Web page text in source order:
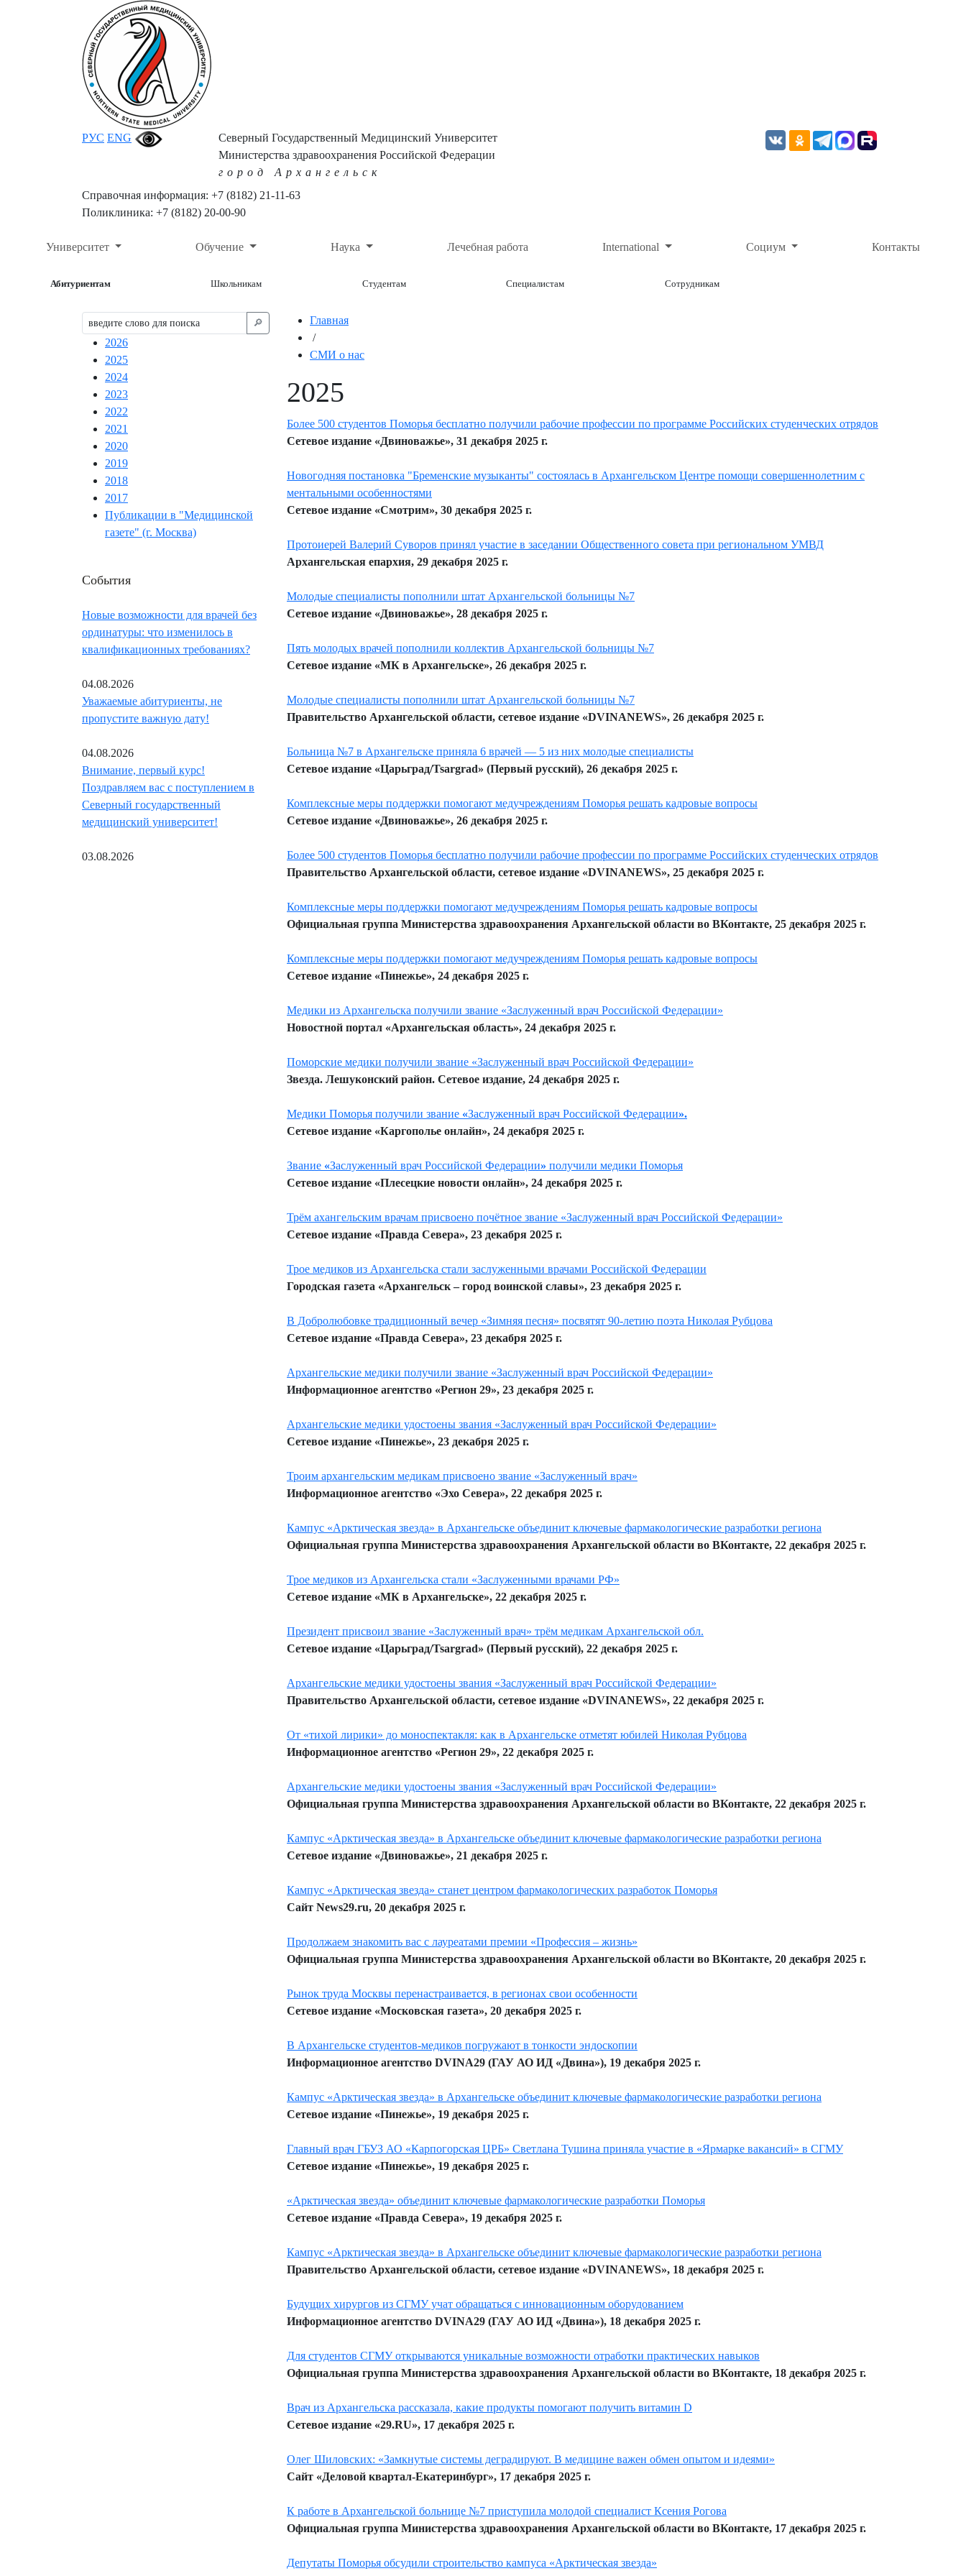
РУС ENG
Северный Государственный Медицинский Университет
Министерства здравоохранения Российской Федерации
город Архангельск
Справочная информация: +7 (8182) 21-11-63
Поликлиника: +7 (8182) 20-00-90
Университет Обучение Наука Лечебная работа International Социум Контакты
Абитуриентам Школьникам Студентам Специалистам Сотрудникам
🔎︎
2026
2025
2024
2023
2022
2021
2020
2019
2018
2017
Публикации в "Медицинской
газете" (г. Москва)
События
Новые возможности для врачей без
ординатуры: что изменилось в
квалификационных требованиях?
04.08.2026
Уважаемые абитуриенты, не
пропустите важную дату!
04.08.2026
Внимание, первый курс!
Поздравляем вас с поступлением в
Северный государственный
медицинский университет!
03.08.2026
Главная
/
СМИ о нас
2025
Более 500 студентов Поморья бесплатно получили рабочие профессии по программе Российских студенческих отрядов
Сетевое издание «Двиноважье», 31 декабря 2025 г.
Новогодняя постановка "Бременские музыканты" состоялась в Архангельском Центре помощи совершеннолетним с
ментальными особенностями
Сетевое издание «Смотрим», 30 декабря 2025 г.
Протоиерей Валерий Суворов принял участие в заседании Общественного совета при региональном УМВД
Архангельская епархия, 29 декабря 2025 г.
Молодые специалисты пополнили штат Архангельской больницы №7
Сетевое издание «Двиноважье», 28 декабря 2025 г.
Пять молодых врачей пополнили коллектив Архангельской больницы №7
Сетевое издание «МК в Архангельске», 26 декабря 2025 г.
Молодые специалисты пополнили штат Архангельской больницы №7
Правительство Архангельской области, сетевое издание «DVINANEWS», 26 декабря 2025 г.
Больница №7 в Архангельске приняла 6 врачей — 5 из них молодые специалисты
Сетевое издание «Царьград/Tsargrad» (Первый русский), 26 декабря 2025 г.
Комплексные меры поддержки помогают медучреждениям Поморья решать кадровые вопросы
Сетевое издание «Двиноважье», 26 декабря 2025 г.
Более 500 студентов Поморья бесплатно получили рабочие профессии по программе Российских студенческих отрядов
Правительство Архангельской области, сетевое издание «DVINANEWS», 25 декабря 2025 г.
Комплексные меры поддержки помогают медучреждениям Поморья решать кадровые вопросы
Официальная группа Министерства здравоохранения Архангельской области во ВКонтакте, 25 декабря 2025 г.
Комплексные меры поддержки помогают медучреждениям Поморья решать кадровые вопросы
Сетевое издание «Пинежье», 24 декабря 2025 г.
Медики из Архангельска получили звание «Заслуженный врач Российской Федерации»
Новостной портал «Архангельская область», 24 декабря 2025 г.
Поморские медики получили звание «Заслуженный врач Российской Федерации»
Звезда. Лешуконский район. Сетевое издание, 24 декабря 2025 г.
Медики Поморья получили звание «Заслуженный врач Российской Федерации».
Сетевое издание «Каргополье онлайн», 24 декабря 2025 г.
Звание «Заслуженный врач Российской Федерации» получили медики Поморья
Сетевое издание «Плесецкие новости онлайн», 24 декабря 2025 г.
Трём ахангельским врачам присвоено почётное звание «Заслуженный врач Российской Федерации»
Сетевое издание «Правда Севера», 23 декабря 2025 г.
Трое медиков из Архангельска стали заслуженными врачами Российской Федерации
Городская газета «Архангельск – город воинской славы», 23 декабря 2025 г.
В Добролюбовке традиционный вечер «Зимняя песня» посвятят 90-летию поэта Николая Рубцова
Сетевое издание «Правда Севера», 23 декабря 2025 г.
Архангельские медики получили звание «Заслуженный врач Российской Федерации»
Информационное агентство «Регион 29», 23 декабря 2025 г.
Архангельские медики удостоены звания «Заслуженный врач Российской Федерации»
Сетевое издание «Пинежье», 23 декабря 2025 г.
Троим архангельским медикам присвоено звание «Заслуженный врач»
Информационное агентство «Эхо Севера», 22 декабря 2025 г.
Кампус «Арктическая звезда» в Архангельске объединит ключевые фармакологические разработки региона
Официальная группа Министерства здравоохранения Архангельской области во ВКонтакте, 22 декабря 2025 г.
Трое медиков из Архангельска стали «Заслуженными врачами РФ»
Сетевое издание «МК в Архангельске», 22 декабря 2025 г.
Президент присвоил звание «Заслуженный врач» трём медикам Архангельской обл.
Сетевое издание «Царьград/Tsargrad» (Первый русский), 22 декабря 2025 г.
Архангельские медики удостоены звания «Заслуженный врач Российской Федерации»
Правительство Архангельской области, сетевое издание «DVINANEWS», 22 декабря 2025 г.
От «тихой лирики» до моноспектакля: как в Архангельске отметят юбилей Николая Рубцова
Информационное агентство «Регион 29», 22 декабря 2025 г.
Архангельские медики удостоены звания «Заслуженный врач Российской Федерации»
Официальная группа Министерства здравоохранения Архангельской области во ВКонтакте, 22 декабря 2025 г.
Кампус «Арктическая звезда» в Архангельске объединит ключевые фармакологические разработки региона
Сетевое издание «Двиноважье», 21 декабря 2025 г.
Кампус «Арктическая звезда» станет центром фармакологических разработок Поморья
Сайт News29.ru, 20 декабря 2025 г.
Продолжаем знакомить вас с лауреатами премии «Профессия – жизнь»
Официальная группа Министерства здравоохранения Архангельской области во ВКонтакте, 20 декабря 2025 г.
Рынок труда Москвы перенастраивается, в регионах свои особенности
Сетевое издание «Московская газета», 20 декабря 2025 г.
В Архангельске студентов-медиков погружают в тонкости эндоскопии
Информационное агентство DVINA29 (ГАУ АО ИД «Двина»), 19 декабря 2025 г.
Кампус «Арктическая звезда» в Архангельске объединит ключевые фармакологические разработки региона
Сетевое издание «Пинежье», 19 декабря 2025 г.
Главный врач ГБУЗ АО «Карпогорская ЦРБ» Светлана Тушина приняла участие в «Ярмарке вакансий» в СГМУ
Сетевое издание «Пинежье», 19 декабря 2025 г.
«Арктическая звезда» объединит ключевые фармакологические разработки Поморья
Сетевое издание «Правда Севера», 19 декабря 2025 г.
Кампус «Арктическая звезда» в Архангельске объединит ключевые фармакологические разработки региона
Правительство Архангельской области, сетевое издание «DVINANEWS», 18 декабря 2025 г.
Будущих хирургов из СГМУ учат обращаться с инновационным оборудованием
Информационное агентство DVINA29 (ГАУ АО ИД «Двина»), 18 декабря 2025 г.
Для студентов СГМУ открываются уникальные возможности отработки практических навыков
Официальная группа Министерства здравоохранения Архангельской области во ВКонтакте, 18 декабря 2025 г.
Врач из Архангельска рассказала, какие продукты помогают получить витамин D
Сетевое издание «29.RU», 17 декабря 2025 г.
Олег Шиловских: «Замкнутые системы деградируют. В медицине важен обмен опытом и идеями»
Сайт «Деловой квартал-Екатеринбург», 17 декабря 2025 г.
К работе в Архангельской больнице №7 приступила молодой специалист Ксения Рогова
Официальная группа Министерства здравоохранения Архангельской области во ВКонтакте, 17 декабря 2025 г.
Депутаты Поморья обсудили строительство кампуса «Арктическая звезда»